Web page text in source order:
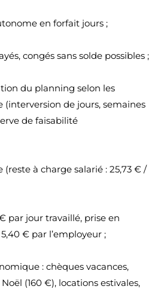
en forfait jours ;
congés sans solde possibles ;
du planning selon les
de jours, semaines
de faisabilité
(reste à charge salarié : 25,73 € /
par jour travaillé, prise en
€ par l’employeur ;
: chèques vacances,
(160 €), locations estivales,